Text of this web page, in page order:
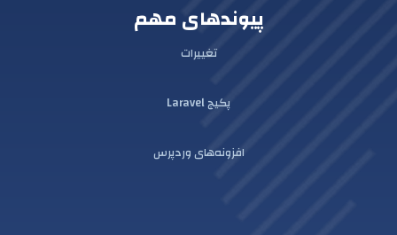
پیوندهای مهم
تغییرات
پکیج Laravel
افزونه‌های وردپرس